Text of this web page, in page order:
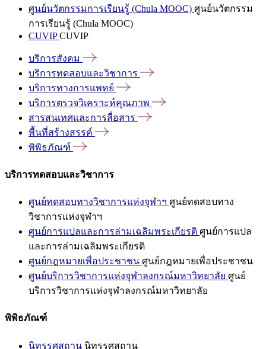
ศูนย์นวัตกรรมการเรียนรู้ (Chula MOOC) ศูนย์นวัตกรรม
การเรียนรู้ (Chula MOOC)
CUVIPCUVIP
บริการสังคม
บริการทดสอบและวิชาการ
บริการทางการแพทย์
บริการตรวจวิเคราะห์คุณภาพ
สารสนเทศและการสื่อสาร
พื้นที่สร้างสรรค์
พิพิธภัณฑ์
บริการทดสอบและวิชาการ
ศูนย์ทดสอบทางวิชาการแห่งจุฬาฯ ศูนย์ทดสอบทาง
วิชาการแห่งจุฬาฯ
ศูนย์การแปลและการล่ามเฉลิมพระเกียรติ ศูนย์การแปล
และการล่ามเฉลิมพระเกียรติ
ศูนย์กฎหมายเพื่อประชาชน ศูนย์กฎหมายเพื่อประชาชน
ศูนย์บริการวิชาการแห่งจุฬาลงกรณ์มหาวิทยาลัย ศูนย์
บริการวิชาการแห่งจุฬาลงกรณ์มหาวิทยาลัย
พิพิธภัณฑ์
นิทรรศสถาน นิทรรศสถาน